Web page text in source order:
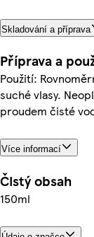
Skladování a příprava
Příprava a
Použití:
suché vlasy.
proudem čisté
Více informací
Čistý obsah
150ml